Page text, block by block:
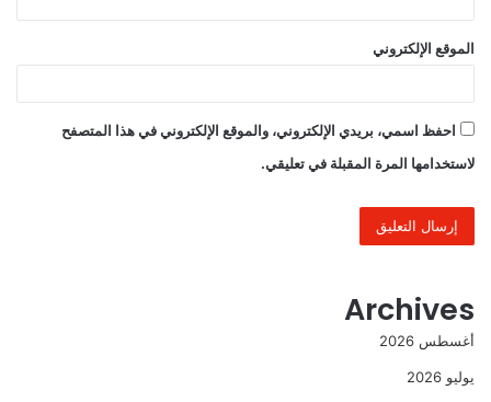
الموقع الإلكتروني
احفظ اسمي، بريدي الإلكتروني، والموقع الإلكتروني في هذا المتصفح
لاستخدامها المرة المقبلة في تعليقي.
Archives
أغسطس 2026
يوليو 2026